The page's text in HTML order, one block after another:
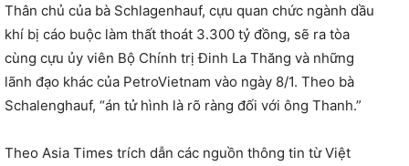
Thân chủ của bà Schlagenhauf, cựu quan chức ngành dầu
khí bị cáo buộc làm thất thoát 3.300 tỷ đồng, sẽ ra tòa
cùng cựu ủy viên Bộ Chính trị Đinh La Thăng và những
lãnh đạo khác của PetroVietnam vào ngày 8/1. Theo bà
Schalenghauf, “án tử hình là rõ ràng đối với ông Thanh.”
Theo Asia Times trích dẫn các nguồn thông tin từ Việt